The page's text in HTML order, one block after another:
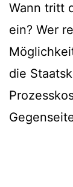
Wann tritt
ein? Wer
die